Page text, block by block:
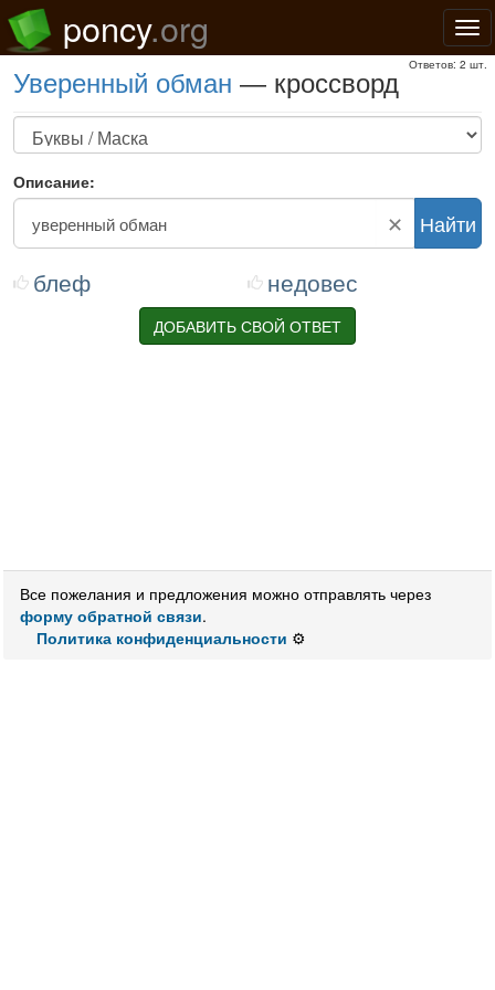
poncy.org
уверенный обман — кроссворд
Ответов: 2 шт.
блеф недовес
Описание:
✕ Найти
ДОБАВИТЬ СВОЙ ОТВЕТ
Все пожелания и предложения можно отправлять через
форму обратной связи.
Политика конфиденциальности ⚙️